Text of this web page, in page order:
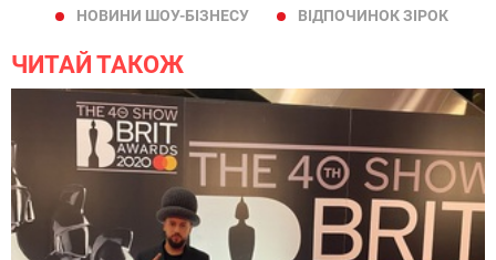
НОВИНИ ШОУ-БІЗНЕСУ ВІДПОЧИНОК ЗІРОК
ЧИТАЙ ТАКОЖ